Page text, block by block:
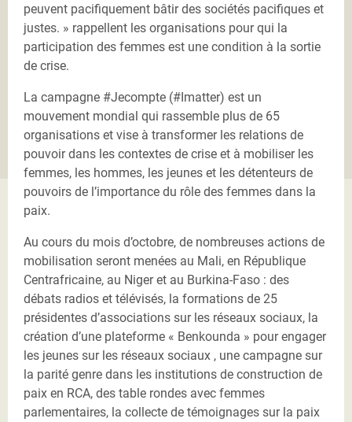
peuvent pacifiquement bâtir des sociétés pacifiques et
justes. » rappellent les organisations pour qui la
participation des femmes est une condition à la sortie
de crise.
La campagne #Jecompte (#Imatter) est un
mouvement mondial qui rassemble plus de 65
organisations et vise à transformer les relations de
pouvoir dans les contextes de crise et à mobiliser les
femmes, les hommes, les jeunes et les détenteurs de
pouvoirs de l’importance du rôle des femmes dans la
paix.
Au cours du mois d’octobre, de nombreuses actions de
mobilisation seront menées au Mali, en République
Centrafricaine, au Niger et au Burkina-Faso : des
débats radios et télévisés, la formations de 25
présidentes d’associations sur les réseaux sociaux, la
création d’une plateforme « Benkounda » pour engager
les jeunes sur les réseaux sociaux , une campagne sur
la parité genre dans les institutions de construction de
paix en RCA, des table rondes avec femmes
parlementaires, la collecte de témoignages sur la paix